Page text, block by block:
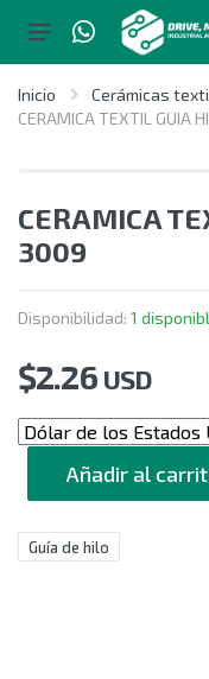
Inicio Cerámicas
CERAMICA TEXTIL GUIA
CERAMICA
3009
Disponibilidad: 1
$2.26 USD
CANTIDAD
Añadir al
Guía de hilo